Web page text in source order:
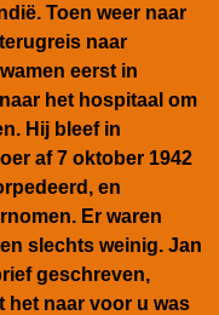
Toen weer naar
naar
eerst in
het hospitaal om
Hij bleef in
af 7 oktober 1942
en
Er waren
slechts weinig. Jan
geschreven,
het naar voor u was